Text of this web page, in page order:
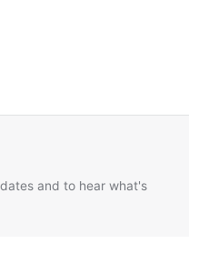
and to hear what's